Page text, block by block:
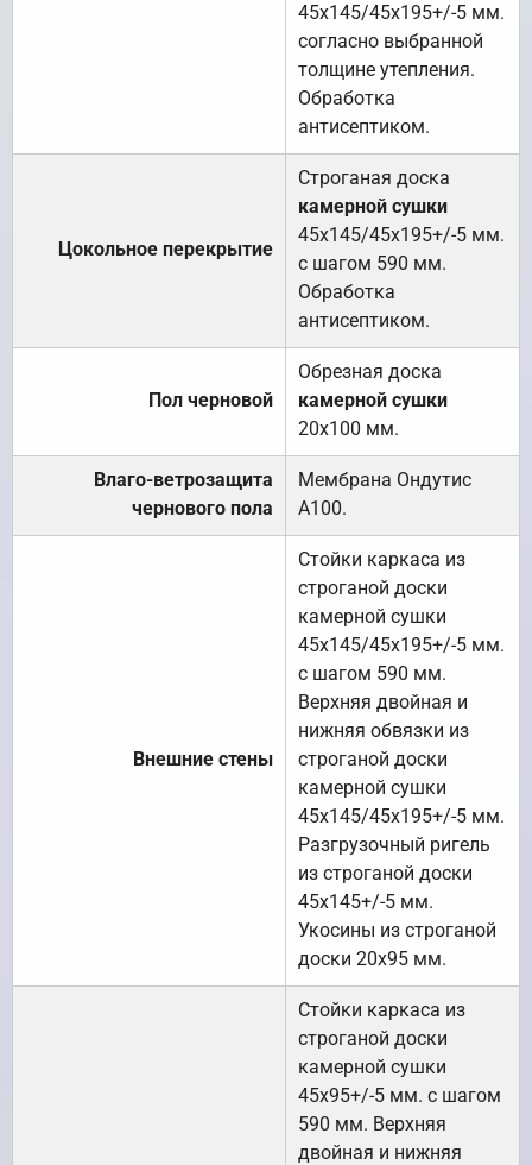
45х145/45х195+/-5 мм.
согласно выбранной
толщине утепления.
Обработка
антисептиком.
Цокольное перекрытие
Строганая доска
камерной сушки
45х145/45х195+/-5 мм.
с шагом 590 мм.
Обработка
антисептиком.
Пол черновой
Обрезная доска
камерной сушки
20х100 мм.
Влаго-ветрозащита
чернового пола
Мембрана Ондутис
А100.
Внешние стены
Стойки каркаса из
строганой доски
камерной сушки
45х145/45х195+/-5 мм.
с шагом 590 мм.
Верхняя двойная и
нижняя обвязки из
строганой доски
камерной сушки
45х145/45х195+/-5 мм.
Разгрузочный ригель
из строганой доски
45х145+/-5 мм.
Укосины из строганой
доски 20х95 мм.
Стойки каркаса из
строганой доски
камерной сушки
45х95+/-5 мм. с шагом
590 мм. Верхняя
двойная и нижняя